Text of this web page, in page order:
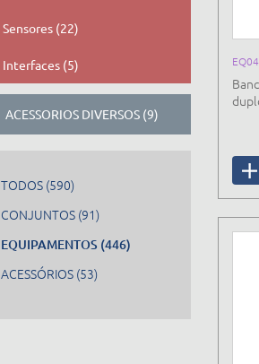
Sensores (22)
Interfaces (5)
ACESSORIOS DIVERSOS (9)
TODOS (590)
CONJUNTOS (91)
EQUIPAMENTOS (446)
ACESSÓRIOS (53)